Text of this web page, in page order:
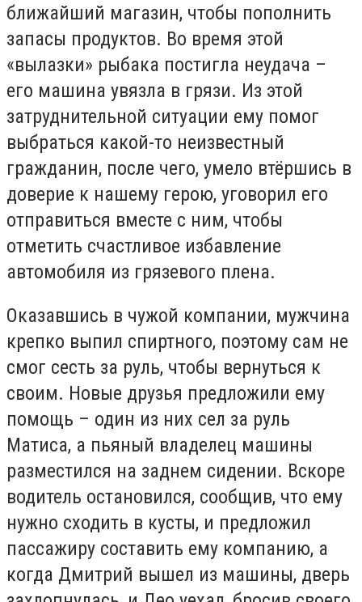
ближайший магазин, чтобы пополнить
запасы продуктов. Во время этой
«вылазки» рыбака постигла неудача –
его машина увязла в грязи. Из этой
затруднительной ситуации ему помог
выбраться какой-то неизвестный
гражданин, после чего, умело втёршись в
доверие к нашему герою, уговорил его
отправиться вместе с ним, чтобы
отметить счастливое избавление
автомобиля из грязевого плена.
Оказавшись в чужой компании, мужчина
крепко выпил спиртного, поэтому сам не
смог сесть за руль, чтобы вернуться к
своим. Новые друзья предложили ему
помощь – один из них сел за руль
Матиса, а пьяный владелец машины
разместился на заднем сидении. Вскоре
водитель остановился, сообщив, что ему
нужно сходить в кусты, и предложил
пассажиру составить ему компанию, а
когда Дмитрий вышел из машины, дверь